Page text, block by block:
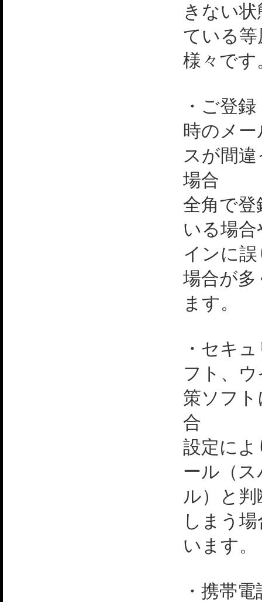
きない
ている
様々です
・ご登
時のメ
スが間
場合
全角で
いる場
インに
場合が
ます。
・セキ
フト、
策ソフ
合
設定に
ール（
ル）と
しまう
います。
・携帯